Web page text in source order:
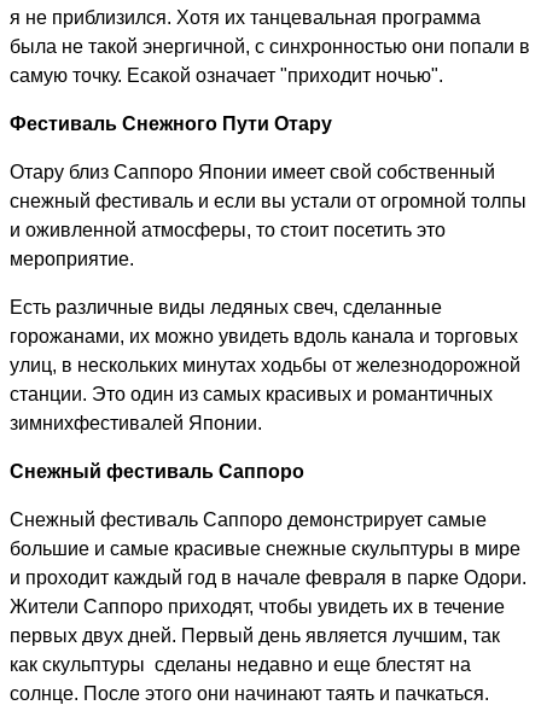
я не приблизился. Хотя их танцевальная программа
была не такой энергичной, с синхронностью они попали в
самую точку. Есакой означает "приходит ночью".
Фестиваль Снежного Пути Отару
Отару близ Саппоро Японии имеет свой собственный
снежный фестиваль и если вы устали от огромной толпы
и оживленной атмосферы, то стоит посетить это
мероприятие.
Есть различные виды ледяных свеч, сделанные
горожанами, их можно увидеть вдоль канала и торговых
улиц, в нескольких минутах ходьбы от железнодорожной
станции. Это один из самых красивых и романтичных
зимнихфестивалей Японии.
Снежный фестиваль Саппоро
Снежный фестиваль Саппоро демонстрирует самые
большие и самые красивые снежные скульптуры в мире
и проходит каждый год в начале февраля в парке Одори.
Жители Саппоро приходят, чтобы увидеть их в течение
первых двух дней. Первый день является лучшим, так
как скульптуры сделаны недавно и еще блестят на
солнце. После этого они начинают таять и пачкаться.